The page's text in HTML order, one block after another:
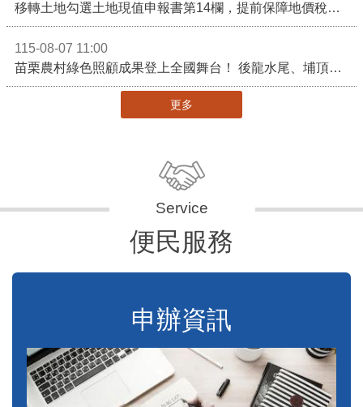
移轉土地勾選土地現值申報書第14欄，提前保障地價稅節稅權益
115-08-07 11:00
苗栗農村綠色照顧成果登上全國舞台！ 後龍水尾、埔頂社區前進2026高齡健康產業博覽會
更多
便民服務
申辦資訊